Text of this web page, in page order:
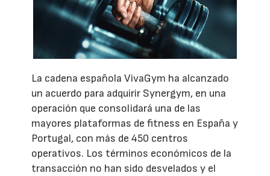
La cadena española VivaGym ha alcanzado
un acuerdo para adquirir Synergym, en una
operación que consolidará una de las
mayores plataformas de fitness en España y
Portugal, con más de 450 centros
operativos. Los términos económicos de la
transacción no han sido desvelados y el